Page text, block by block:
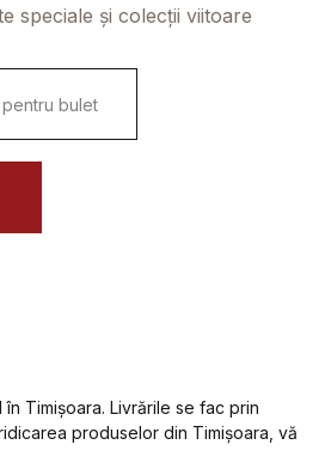
speciale și colecții viitoare
Timișoara. Livrările se fac prin
produselor din Timișoara, vă